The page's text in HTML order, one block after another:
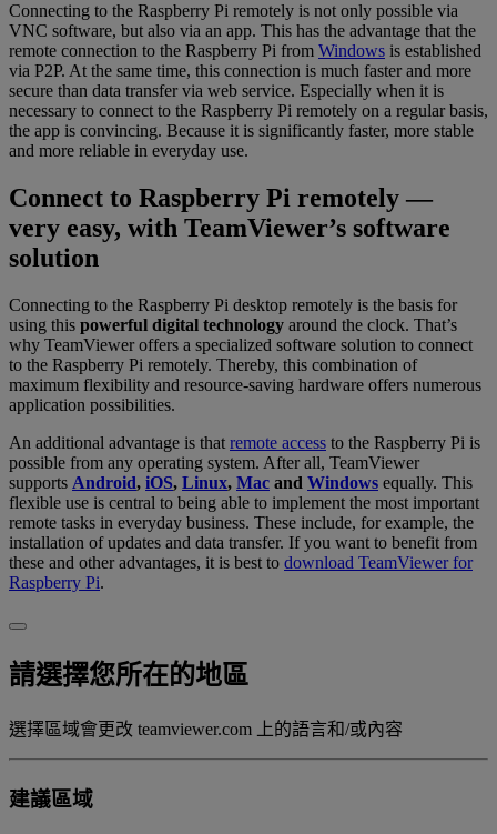
Connecting to the Raspberry Pi remotely is not only possible via
VNC software, but also via an app. This has the advantage that the
remote connection to the Raspberry Pi from Windows is established
via P2P. At the same time, this connection is much faster and more
secure than data transfer via web service. Especially when it is
necessary to connect to the Raspberry Pi remotely on a regular basis,
the app is convincing. Because it is significantly faster, more stable
and more reliable in everyday use.
Connect to Raspberry Pi remotely —
very easy, with TeamViewer’s software
solution
Connecting to the Raspberry Pi desktop remotely is the basis for
using this powerful digital technology around the clock. That’s
why TeamViewer offers a specialized software solution to connect
to the Raspberry Pi remotely. Thereby, this combination of
maximum flexibility and resource-saving hardware offers numerous
application possibilities.
An additional advantage is that remote access to the Raspberry Pi is
possible from any operating system. After all, TeamViewer
supports Android, iOS, Linux, Mac and Windows equally. This
flexible use is central to being able to implement the most important
remote tasks in everyday business. These include, for example, the
installation of updates and data transfer. If you want to benefit from
these and other advantages, it is best to download TeamViewer for
Raspberry Pi.
請選擇您所在的地區
選擇區域會更改 teamviewer.com 上的語言和/或內容
建議區域